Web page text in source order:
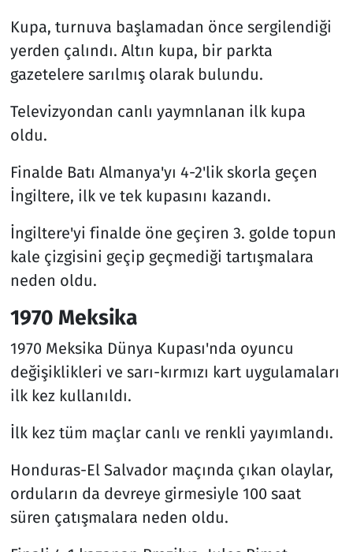
Kupa, turnuva başlamadan önce sergilendiği
yerden çalındı. Altın kupa, bir parkta
gazetelere sarılmış olarak bulundu.
Televizyondan canlı yaymnlanan ilk kupa
oldu.
Finalde Batı Almanya'yı 4-2'lik skorla geçen
İngiltere, ilk ve tek kupasını kazandı.
İngiltere'yi finalde öne geçiren 3. golde topun
kale çizgisini geçip geçmediği tartışmalara
neden oldu.
1970 Meksika
1970 Meksika Dünya Kupası'nda oyuncu
değişiklikleri ve sarı-kırmızı kart uygulamaları
ilk kez kullanıldı.
İlk kez tüm maçlar canlı ve renkli yayımlandı.
Honduras-El Salvador maçında çıkan olaylar,
orduların da devreye girmesiyle 100 saat
süren çatışmalara neden oldu.